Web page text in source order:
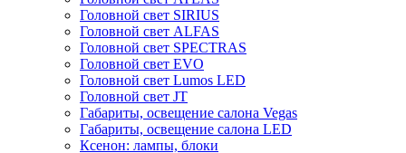
Головной свет SIRIUS
Головной свет ALFAS
Головной свет SPECTRAS
Головной свет EVO
Головной свет Lumos LED
Головной свет JT
Габариты, освещение салона Vegas
Габариты, освещение салона LED
Ксенон: лампы, блоки